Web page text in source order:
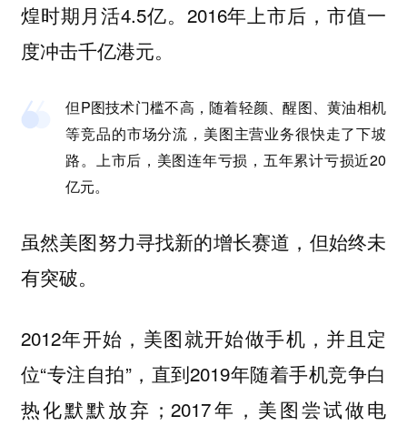
煌时期月活4.5亿。2016年上市后，市值一
度冲击千亿港元。
但P图技术门槛不高，随着轻颜、醒图、黄油相机
等竞品的市场分流，美图主营业务很快走了下坡
路。上市后，美图连年亏损，五年累计亏损近20
亿元。
虽然美图努力寻找新的增长赛道，但始终未
有突破。
2012年开始，美图就开始做手机，并且定
位“专注自拍”，直到2019年随着手机竞争白
热化默默放弃；2017年，美图尝试做电